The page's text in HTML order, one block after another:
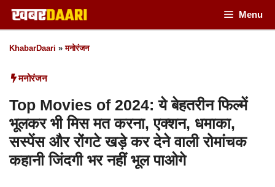
Skip
to
content
Menu
KhabarDaari »मनोरंजन
मनोरंजन
Top Movies of 2024: ये बेहतरीन फिल्में
भूलकर भी मिस मत करना, एक्शन, धमाका,
सस्पेंस और रोंगटे खड़े कर देने वाली रोमांचक
कहानी जिंदगी भर नहीं भूल पाओगे